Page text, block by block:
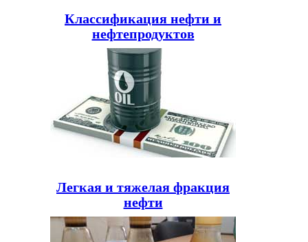
Классификация нефти и
нефтепродуктов
Легкая и тяжелая фракция
нефти